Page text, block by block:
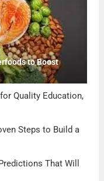
to Boost
Quality Education,
Steps to Build a
That Will